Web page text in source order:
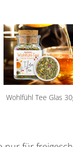
Wohlfühl Tee Glas